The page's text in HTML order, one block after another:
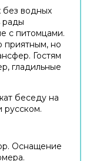
без водных
рады
с питомцами.
приятным, но
Гостям
гладильные
беседу на
русском.
Оснащение